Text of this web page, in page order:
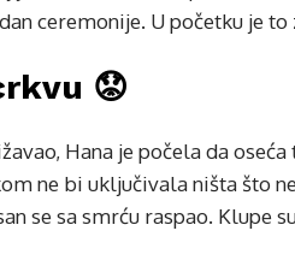
ceremonije. U početku je
😟
Hana je počela da
ne bi uključivala ništa što
se sa smrću raspao.